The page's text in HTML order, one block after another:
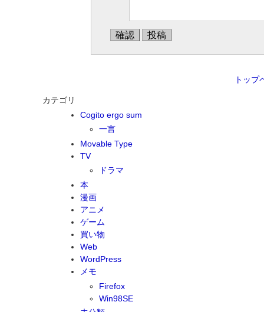
トップ
カテゴリ
Cogito ergo sum
一言
Movable Type
TV
ドラマ
本
漫画
アニメ
ゲーム
買い物
Web
WordPress
メモ
Firefox
Win98SE